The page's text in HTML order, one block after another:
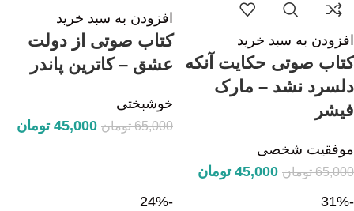
افزودن به سبد خرید
کتاب صوتی حکایت آنکه
دلسرد نشد – مارک
فیشر
موفقیت شخصی
65,000 تومان 45,000 تومان
افزودن به سبد خرید
کتاب صوتی از دولت
عشق – کاترین پاندر
خوشبختی
65,000 تومان 45,000 تومان
-31%
-24%